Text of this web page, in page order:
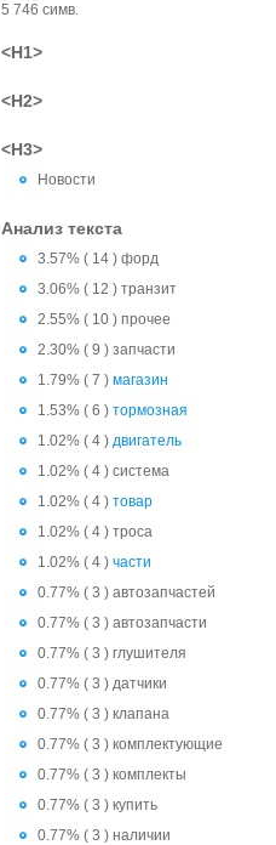
5 746 симв.
<H1>
<H2>
<H3>
Новости
Анализ текста
3.57% ( 14 ) форд
3.06% ( 12 ) транзит
2.55% ( 10 ) прочее
2.30% ( 9 ) запчасти
1.79% ( 7 ) магазин
1.53% ( 6 ) тормозная
1.02% ( 4 ) двигатель
1.02% ( 4 ) система
1.02% ( 4 ) товар
1.02% ( 4 ) троса
1.02% ( 4 ) части
0.77% ( 3 ) автозапчастей
0.77% ( 3 ) автозапчасти
0.77% ( 3 ) глушителя
0.77% ( 3 ) датчики
0.77% ( 3 ) клапана
0.77% ( 3 ) комплектующие
0.77% ( 3 ) комплекты
0.77% ( 3 ) купить
0.77% ( 3 ) наличии